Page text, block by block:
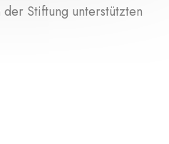
Stiftung unterstützten